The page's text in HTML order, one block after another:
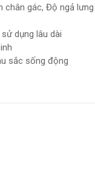
chân gác, Độ ngả
dụng lâu dài
sắc sống động